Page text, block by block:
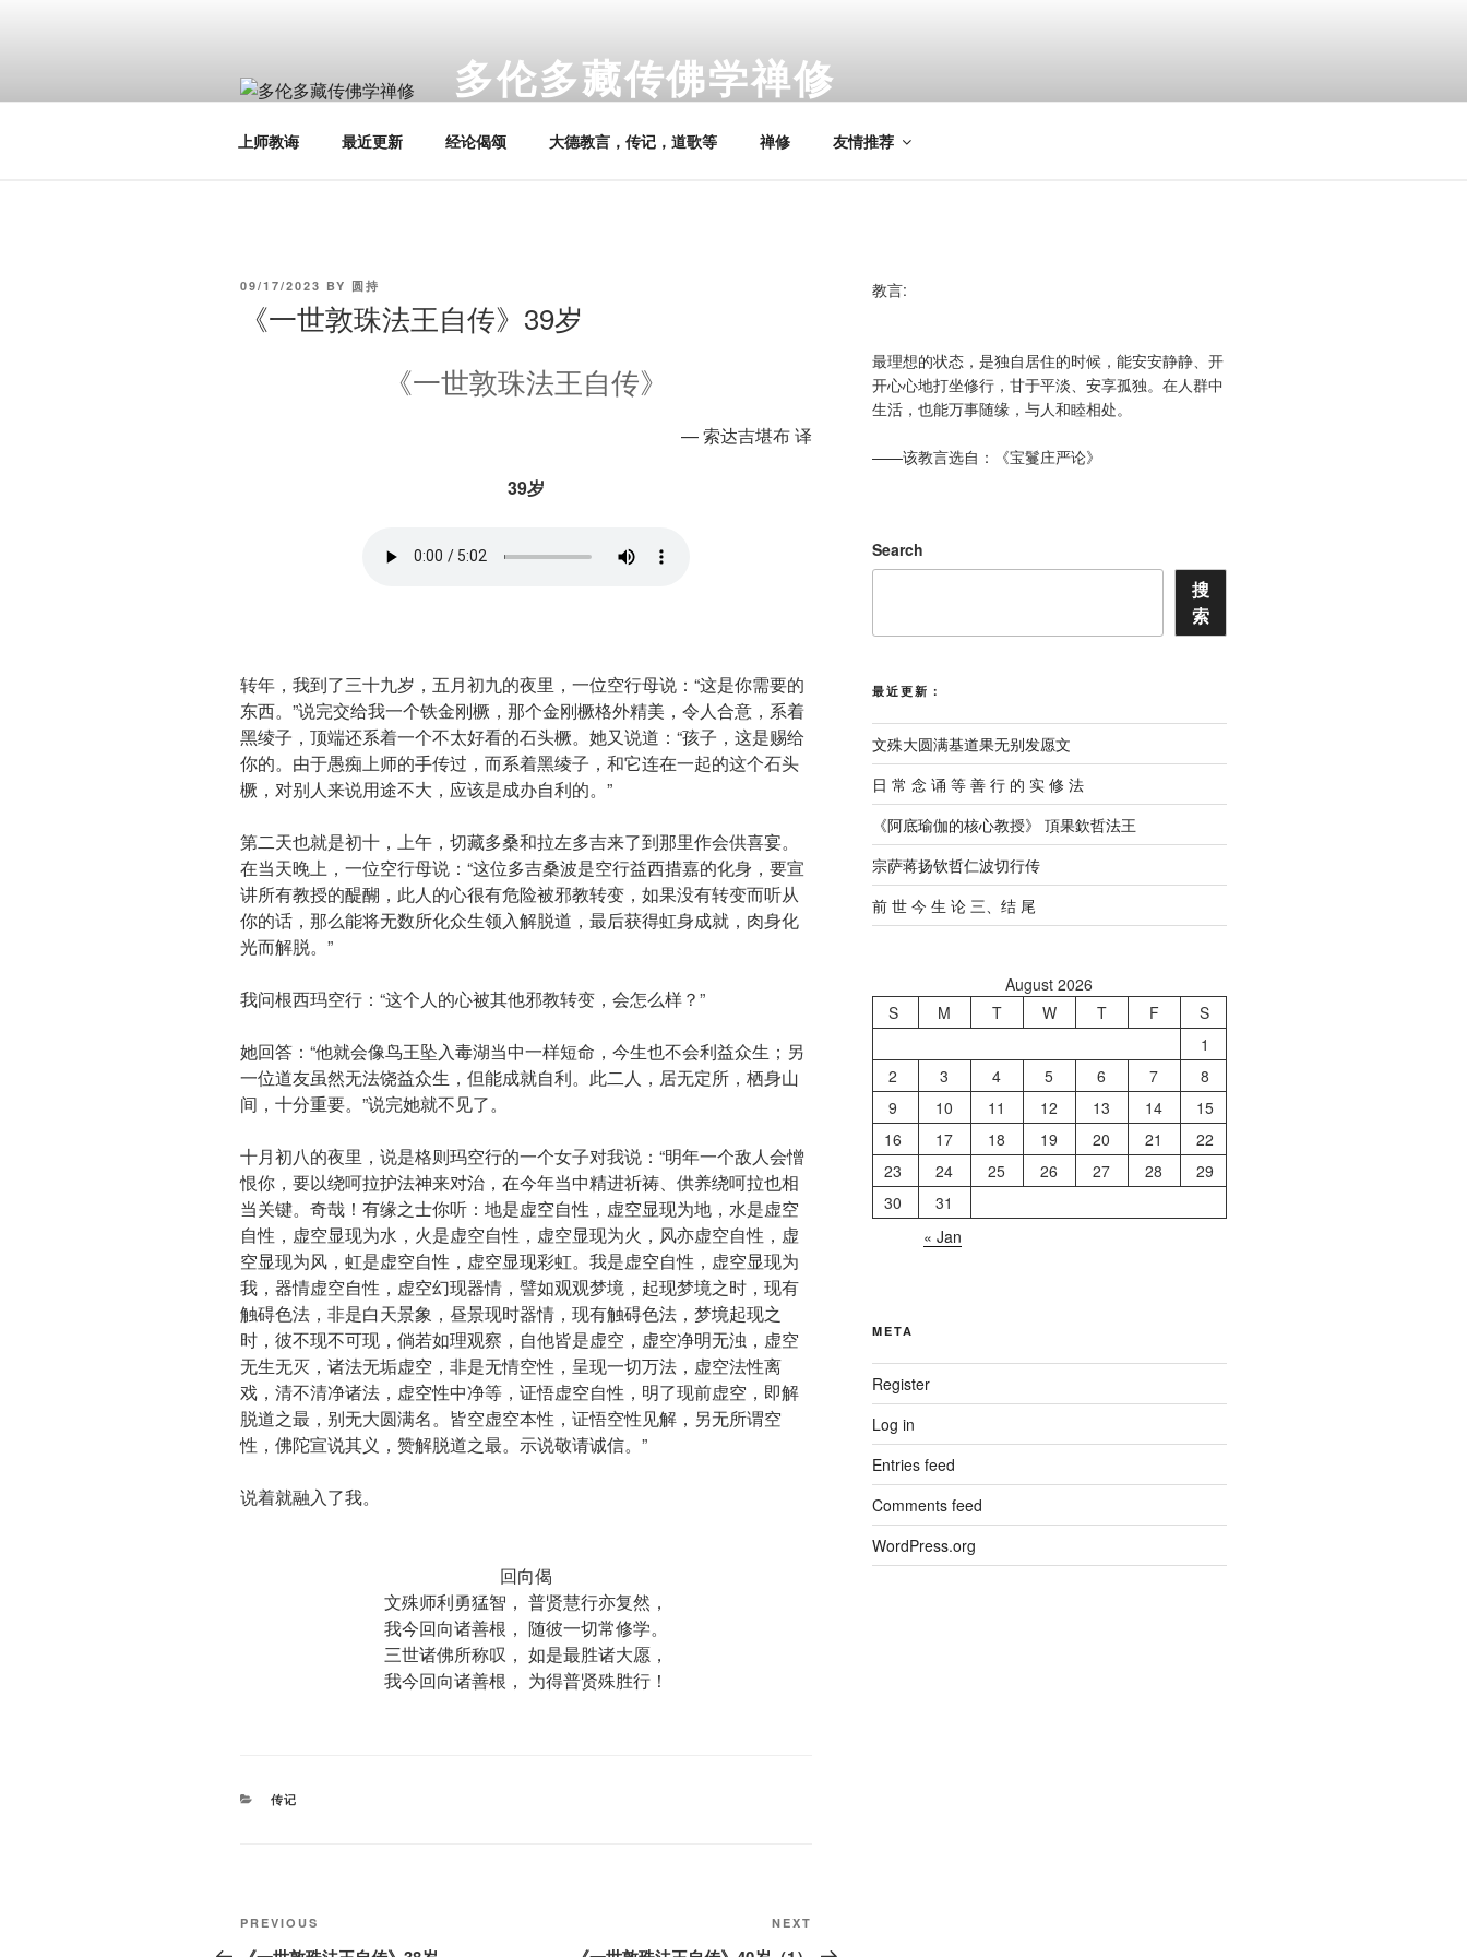
多伦多藏传佛学禅修
上师教诲 最近更新 经论偈颂 大德教言，传记，道歌等 禅修 友情推荐
POSTED
09/17/2023 BY 圆持
《一世敦珠法王自传》39岁
《一世敦珠法王自传》
— 索达吉堪布 译
39岁
转年，我到了三十九岁，五月初九的夜里，一位空行母说：“这是你需要的
东西。”说完交给我一个铁金刚橛，那个金刚橛格外精美，令人合意，系着
黑绫子，顶端还系着一个不太好看的石头橛。她又说道：“孩子，这是赐给
你的。由于愚痴上师的手传过，而系着黑绫子，和它连在一起的这个石头
橛，对别人来说用途不大，应该是成办自利的。”
第二天也就是初十，上午，切藏多桑和拉左多吉来了到那里作会供喜宴。
在当天晚上，一位空行母说：“这位多吉桑波是空行益西措嘉的化身，要宣
讲所有教授的醍醐，此人的心很有危险被邪教转变，如果没有转变而听从
你的话，那么能将无数所化众生领入解脱道，最后获得虹身成就，肉身化
光而解脱。”
我问根西玛空行：“这个人的心被其他邪教转变，会怎么样？”
她回答：“他就会像鸟王坠入毒湖当中一样短命，今生也不会利益众生；另
一位道友虽然无法饶益众生，但能成就自利。此二人，居无定所，栖身山
间，十分重要。”说完她就不见了。
十月初八的夜里，说是格则玛空行的一个女子对我说：“明年一个敌人会憎
恨你，要以绕呵拉护法神来对治，在今年当中精进祈祷、供养绕呵拉也相
当关键。奇哉！有缘之士你听：地是虚空自性，虚空显现为地，水是虚空
自性，虚空显现为水，火是虚空自性，虚空显现为火，风亦虚空自性，虚
空显现为风，虹是虚空自性，虚空显现彩虹。我是虚空自性，虚空显现为
我，器情虚空自性，虚空幻现器情，譬如观观梦境，起现梦境之时，现有
触碍色法，非是白天景象，昼景现时器情，现有触碍色法，梦境起现之
时，彼不现不可现，倘若如理观察，自他皆是虚空，虚空净明无浊，虚空
无生无灭，诸法无垢虚空，非是无情空性，呈现一切万法，虚空法性离
戏，清不清净诸法，虚空性中净等，证悟虚空自性，明了现前虚空，即解
脱道之最，别无大圆满名。皆空虚空本性，证悟空性见解，另无所谓空
性，佛陀宣说其义，赞解脱道之最。示说敬请诚信。”
说着就融入了我。
回向偈
文殊师利勇猛智， 普贤慧行亦复然，
我今回向诸善根， 随彼一切常修学。
三世诸佛所称叹， 如是最胜诸大愿，
我今回向诸善根， 为得普贤殊胜行！
CATEGORIES
传记
Post
Previous
Post
PREVIOUS
Post
NEXT
教言:
最理想的状态，是独自居住的时候，能安安静静、开
开心心地打坐修行，甘于平淡、安享孤独。在人群中
生活，也能万事随缘，与人和睦相处。
——该教言选自：《宝鬘庄严论》
Search
搜
索
最近更新：
文殊大圆满基道果无别发愿文
⽇ 常 念 诵 等 善 ⾏ 的 实 修 法
《阿底瑜伽的核心教授》 頂果欽哲法王
宗萨蒋扬钦哲仁波切行传
前 世 今 生 论 三、结 尾
August 2026
S
M T W T F
S
1
2
3 4 5 6 7
8
9
10 11 12 13 14
15
16
17 18 19 20 21
22
23
24 25 26 27 28
29
30
31
« Jan
META
Register
Log in
Entries feed
Comments feed
WordPress.org